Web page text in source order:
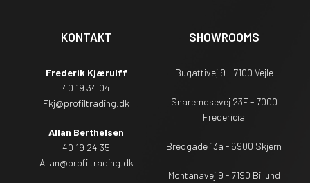
KONTAKT
Frederik Kjærulff
40 19 34 04
Fkj@profiltrading.dk
Allan Berthelsen
40 19 24 35
Allan@profiltrading.dk
SHOWROOMS
Bugattivej 9 - 7100 Vejle
Snaremosevej 23F - 7000
Fredericia
Bredgade 13a - 6900 Skjern
Montanavej 9 - 7190 Billund